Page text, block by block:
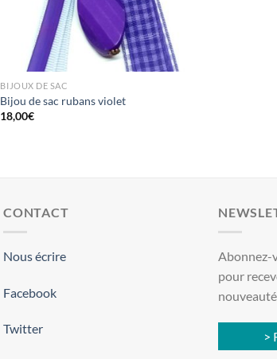
BIJOUX DE SAC
Bijou de sac rubans violet
18,00€
CONTACT
Nous écrire
Facebook
Twitter
Abonnez-
pour
>